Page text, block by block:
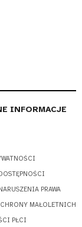
INFORMACJE
PRAWA
MAŁOLETNICH
PŁCI